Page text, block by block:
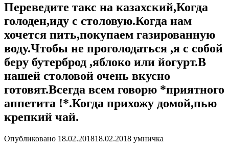
Переведите такс на казахский,Когда
голоден,иду с столовую.Когда нам
хочется пить,покупаем газированную
воду.Чтобы не проголодаться ,я с собой
беру бутерброд ,яблоко или йогурт.В
нашей столовой очень вкусно
готовят.Всегда всем говорю *приятного
аппетита !*.Когда прихожу домой,пью
крепкий чай.
Опубликовано 18.02.201818.02.2018 умничка